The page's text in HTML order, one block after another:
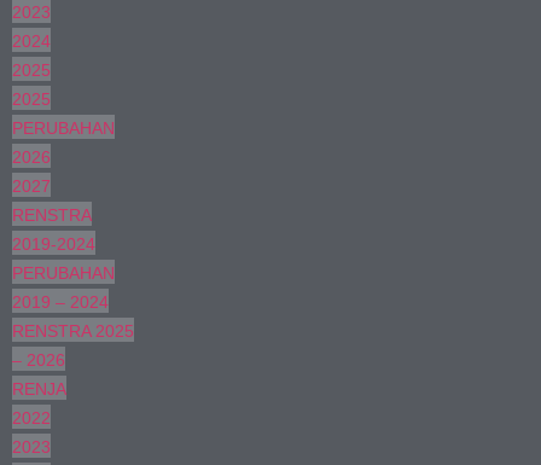
2023
2024
2025
2025
PERUBAHAN
2026
2027
RENSTRA
2019-2024
PERUBAHAN
2019 – 2024
RENSTRA 2025
– 2026
RENJA
2022
2023